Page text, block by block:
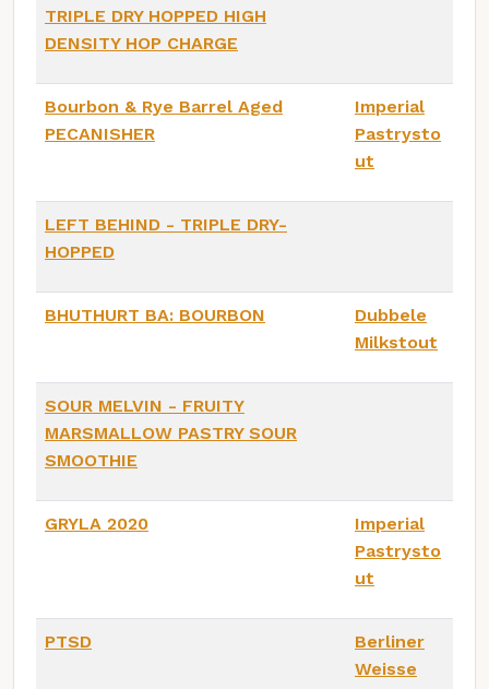
TRIPLE DRY HOPPED HIGH
DENSITY HOP CHARGE
Bourbon & Rye Barrel Aged
PECANISHER
Imperial
Pastrysto
ut
LEFT BEHIND - TRIPLE DRY-
HOPPED
BHUTHURT BA: BOURBON
Dubbele
Milkstout
SOUR MELVIN - FRUITY
MARSMALLOW PASTRY SOUR
SMOOTHIE
GRYLA 2020
Imperial
Pastrysto
ut
PTSD
Berliner
Weisse